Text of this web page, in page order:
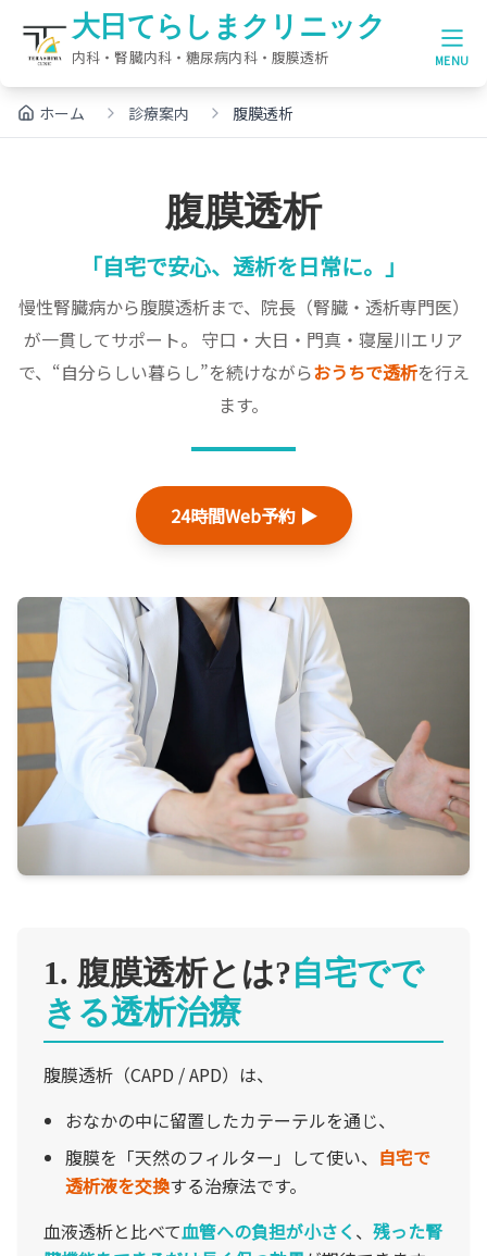
大日てらしまクリニック
MENU
大日てらしまクリニック
当院の特徴
初診の方へ
診療案内一覧
一般内科
発熱外来
高血圧
脂質異常症
慢性腎臓病
腹膜透析
いびき（睡眠時無呼吸症候群）
骨粗鬆症
症状別一覧
健診で血圧が高いと言われた
健診でクレアチニン/eGFR/尿蛋白
いびき・日中の眠気
コレステロールが高い
鼻水・鼻づまり（花粉症・アレルギー性鼻炎）
ホーム 診療案内 腹膜透析
腹膜透析
「自宅で安心、透析を日常に。」
慢性腎臓病から腹膜透析まで、院長（腎臓・透析専門医）
が一貫してサポート。 守口・大日・門真・寝屋川エリア
で、“自分らしい暮らし”を続けながらおうちで透析を行え
ます。
24時間Web予約 ▶︎
1. 腹膜透析とは?自宅でで
きる透析治療
腹膜透析（CAPD / APD）は、
おなかの中に留置したカテーテルを通じ、
腹膜を「天然のフィルター」して使い、 自宅で
透析液を交換する治療法です。
血液透析と比べて血管への負担が小さく、 残った腎